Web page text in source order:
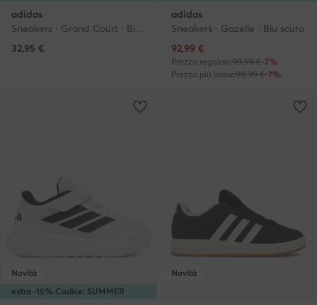
adidas
Sneakers · Grand Court · Bianco
32,95 €
adidas
Sneakers · Gazelle · Blu scuro
Prezzo attuale
92,99 €
Prezzo regolare99,99 €-7%
Prezzo più basso99,99 €-7%
extra -15% Codice: SUMMER
Novità Novità